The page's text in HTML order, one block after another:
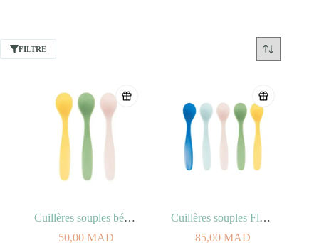
personnes impliquées dans la conception et le développement de
produits de puériculture durables et de qualité. Des équipes
Hong-Kong et à New-York… Babymoov innove et se développe
aux quatre coins de notre belle planète pour toujours mieux servir
les attentes des futurs et jeunes parents du monde entier.
FILTRE
Cuillères souples bébé Badabulle Soft Spoons x3 (New Color)
50,00 MAD
Cuillères souples Flexible Spoons x5 (New Color)
85,00 MAD